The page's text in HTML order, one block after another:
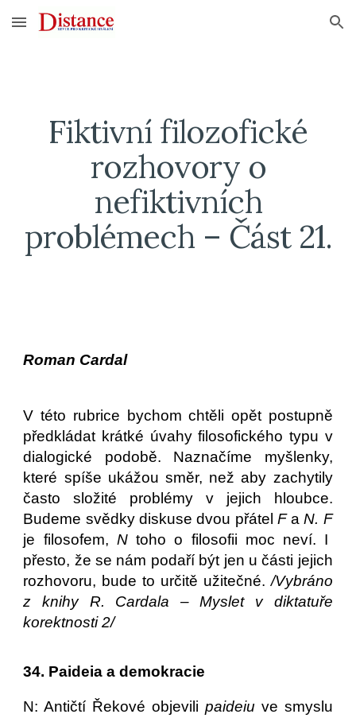
Skip to main content Skip to navigation
Fiktivní filozofické
rozhovory o
nefiktivních
problémech – Část 21.
Roman Cardal
V této rubrice bychom chtěli opět postupně
předkládat krátké úvahy filosofického typu v
dialogické podobě. Naznačíme myšlenky,
které spíše ukážou směr, než aby zachytily
často složité problémy v jejich hloubce.
Budeme svědky diskuse dvou přátel FaN. F
je filosofem, Ntoho o filosofii moc neví. I
přesto, že se nám podaří být jen u části jejich
rozhovoru, bude to určitě užitečné./Vybráno
z knihy R. Cardala – Myslet v diktatuře
korektnosti 2/
34. Paideia a demokracie
N: Antičtí Řekové objevili paideiu ve smyslu